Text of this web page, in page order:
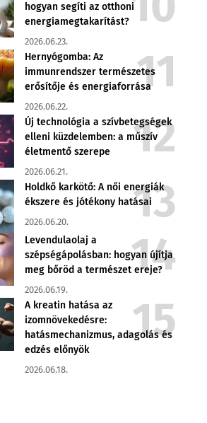
hogyan segíti az otthoni
energiamegtakarítást?
2026.06.23.
Hernyógomba: Az
immunrendszer természetes
erősítője és energiaforrása
2026.06.22.
Új technológia a szívbetegségek
elleni küzdelemben: a műszív
életmentő szerepe
2026.06.21.
Holdkő karkötő: A női energiák
ékszere és jótékony hatásai
2026.06.20.
Levendulaolaj a
szépségápolásban: hogyan újítja
meg bőröd a természet ereje?
2026.06.19.
A kreatin hatása az
izomnövekedésre:
hatásmechanizmus, adagolás és
edzés előnyök
2026.06.18.